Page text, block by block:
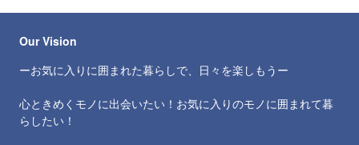
Our Vision
ーお気に入りに囲まれた暮らしで、日々を楽しもうー
心ときめくモノに出会いたい！お気に入りのモノに囲まれて暮
らしたい！